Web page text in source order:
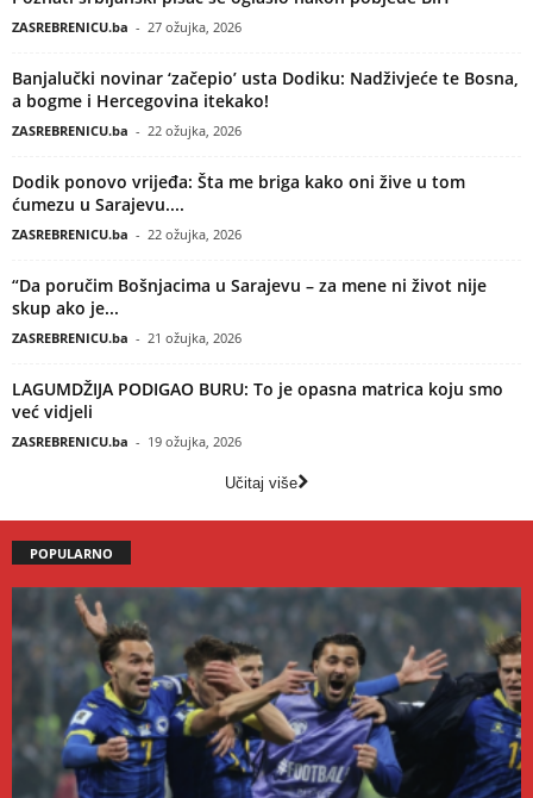
ZASREBRENICU.ba - 27 ožujka, 2026
Banjalučki novinar ‘začepio’ usta Dodiku: Nadživjeće te Bosna,
a bogme i Hercegovina itekako!
ZASREBRENICU.ba - 22 ožujka, 2026
Dodik ponovo vrijeđa: Šta me briga kako oni žive u tom
ćumezu u Sarajevu....
ZASREBRENICU.ba - 22 ožujka, 2026
“Da poručim Bošnjacima u Sarajevu – za mene ni život nije
skup ako je...
ZASREBRENICU.ba - 21 ožujka, 2026
LAGUMDŽIJA PODIGAO BURU: To je opasna matrica koju smo
već vidjeli
ZASREBRENICU.ba - 19 ožujka, 2026
Učitaj više
POPULARNO